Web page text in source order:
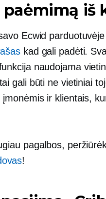
iš
Ecwid
kad gali padėti.
naudojama
gali būti ne vietiniai
ir klientais,
pagalbos,
!